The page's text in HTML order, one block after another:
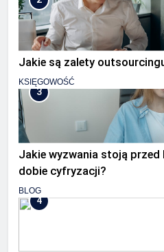
Jakie są zalety
KSIĘGOWOŚĆ
3
Jakie wyzwania stoją
dobie cyfryzacji?
BLOG
4